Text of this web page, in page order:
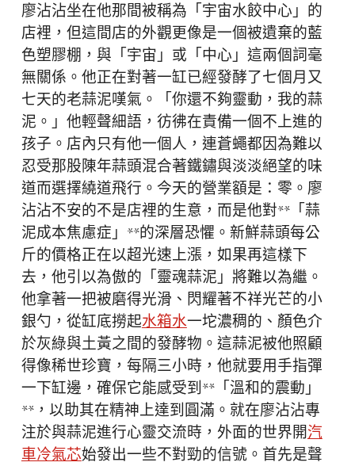
廖沾沾坐在他那間被稱為「宇宙水餃中心」的
店裡，但這間店的外觀更像是一個被遺棄的藍
色塑膠棚，與「宇宙」或「中心」這兩個詞毫
無關係。他正在對著一缸已經發酵了七個月又
七天的老蒜泥嘆氣。「你還不夠靈動，我的蒜
泥。」他輕聲細語，彷彿在責備一個不上進的
孩子。店內只有他一個人，連蒼蠅都因為難以
忍受那股陳年蒜頭混合著鐵鏽與淡淡絕望的味
道而選擇繞道飛行。今天的營業額是：零。廖
沾沾不安的不是店裡的生意，而是他對**「蒜
泥成本焦慮症」**的深層恐懼。新鮮蒜頭每公
斤的價格正在以超光速上漲，如果再這樣下
去，他引以為傲的「靈魂蒜泥」將難以為繼。
他拿著一把被磨得光滑、閃耀著不祥光芒的小
銀勺，從缸底撈起水箱水一坨濃稠的、顏色介
於灰綠與土黃之間的發酵物。這蒜泥被他照顧
得像稀世珍寶，每隔三小時，他就要用手指彈
一下缸邊，確保它能感受到**「溫和的震動」
**，以助其在精神上達到圓滿。就在廖沾沾專
注於與蒜泥進行心靈交流時，外面的世界開汽
車冷氣芯始發出一些不對勁的信號。首先是聲